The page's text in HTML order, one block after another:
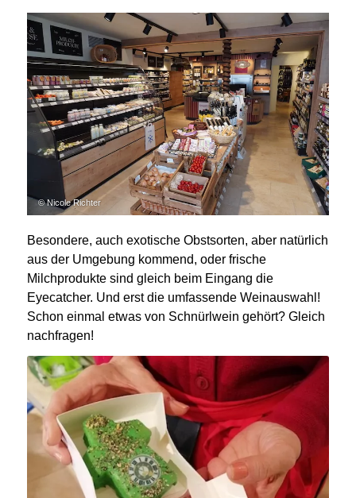
© Nicole Richter
Besondere, auch exotische Obstsorten, aber natürlich
aus der Umgebung kommend, oder frische
Milchprodukte sind gleich beim Eingang die
Eyecatcher. Und erst die umfassende Weinauswahl!
Schon einmal etwas von Schnürlwein gehört? Gleich
nachfragen!